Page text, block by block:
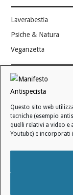
Questo sito web
tecniche (esempio
quelli relativi a video e
Youtube) e incorporati
Laverabestia
Psiche & Natura
Veganzetta
Modifica
REVOCA IL TUO
Stato attuale: